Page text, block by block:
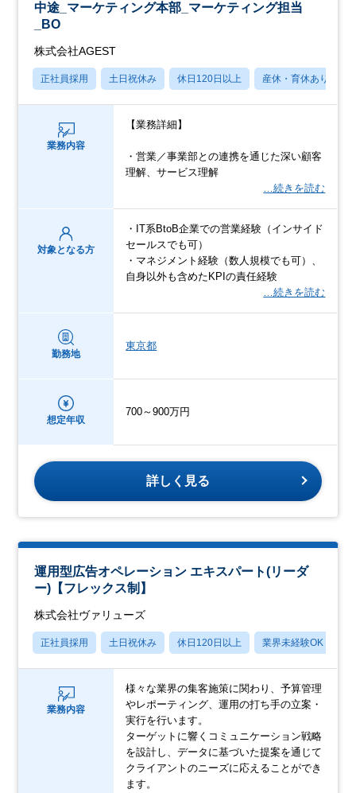
中途_マーケティング本部_マーケティング担当
_BO
株式会社AGEST
正社員採用 土日祝休み 休日120日以上 産休・育休あり
業務内容
【業務詳細】
・営業／事業部との連携を通じた深い顧客
理解、サービス理解
…続きを読む
対象となる方
・IT系BtoB企業での営業経験（インサイド
セールスでも可）
・マネジメント経験（数人規模でも可）、
自身以外も含めたKPIの責任経験
…続きを読む
勤務地
東京都
想定年収
700～900万円
詳しく見る
運用型広告オペレーション エキスパート(リーダ
ー)【フレックス制】
株式会社ヴァリューズ
正社員採用 土日祝休み 休日120日以上 業界未経験OK
業務内容
様々な業界の集客施策に関わり、予算管理
やレポーティング、運用の打ち手の立案・
実行を行います。
ターゲットに響くコミュニケーション戦略
を設計し、データに基づいた提案を通じて
クライアントのニーズに応えることができ
ます。